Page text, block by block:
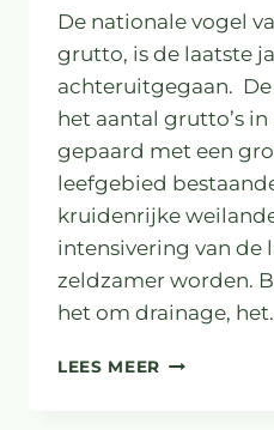
De nationale vogel
grutto, is de laatste
achteruitgegaan.
het aantal grutto’s
gepaard met een
leefgebied
kruidenrijke
intensivering van de
zeldzamer worden.
het om drainage,
LEES MEER